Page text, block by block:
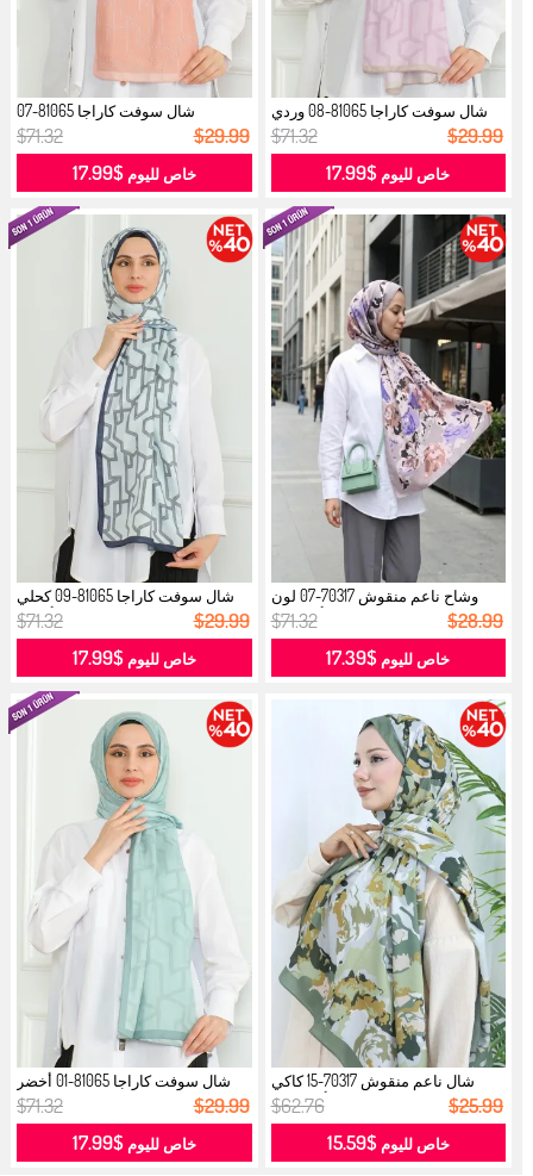
شال سوفت كاراجا 81065-08 وردي
فيزون...
$71.32 $29.99
خاص لليوم $17.99
شال سوفت كاراجا 81065-07
سلموني...
$71.32 $29.99
خاص لليوم$17.99
وشاح ناعم منقوش 70317-07 لون
أرجوان...
$71.32 $28.99
خاص لليوم $17.39
شال سوفت كاراجا 81065-09 كحلي
أزرق...
$71.32 $29.99
خاص لليوم$17.99
شال ناعم منقوش 70317-15 كاكي
أخضر ل...
$62.76 $25.99
خاص لليوم$15.59
شال سوفت كاراجا 81065-01 أخضر
مينت...
$71.32 $29.99
خاص لليوم$17.99